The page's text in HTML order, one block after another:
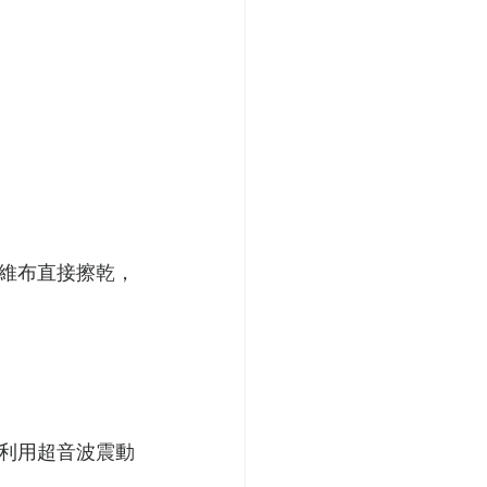
布直接擦乾，
用超音波震動